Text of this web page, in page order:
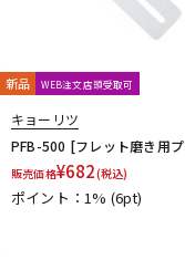
杉原書店
他2
TONE GEAR Peters
m.guitar craft works
Universal
Musica
Dr.Case
Schott Music
Max Eschig
Southern
新品 WEB注文店頭受取可
キョーリツ
PFB-500 [フレット磨き用
販売価格¥682(税込)
ポイント：1% (6pt)